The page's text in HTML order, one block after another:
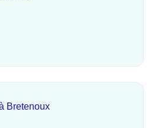
Bretenoux